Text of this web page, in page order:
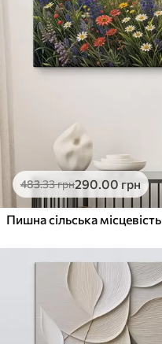
483.33грн290.00 грн